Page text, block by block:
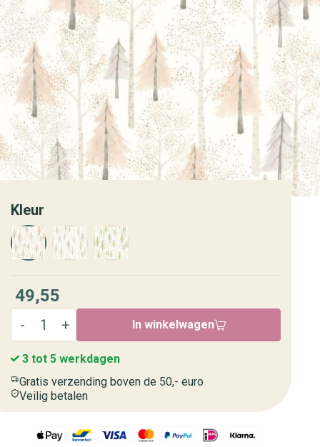
Kleur
49,55
In winkelwagen
3 tot 5 werkdagen
Gratis verzending boven de 50,- euro
Veilig betalen